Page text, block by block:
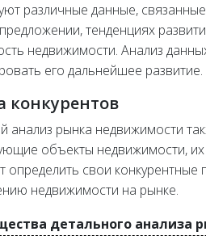
различные данные,
тенденциях
недвижимости. Анализ
его дальнейшее развитие.
конкурентов
анализ рынка недвижимости
объекты недвижимости, их
определить свои
недвижимости на рынке.
детального анализа